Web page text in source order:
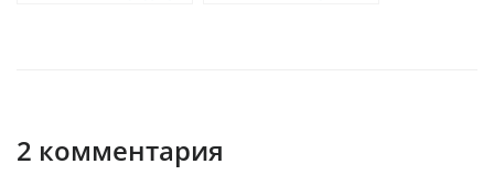
2 комментария